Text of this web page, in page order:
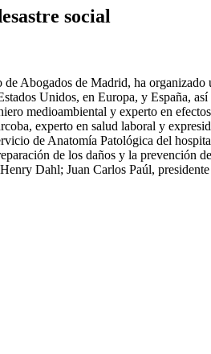
social
Abogados de Madrid, ha
Unidos, en Europa, y España,
medioambiental y experto en
experto en salud laboral y
de Anatomía Patológica del
de los daños y la prevención
Dahl; Juan Carlos Paúl,